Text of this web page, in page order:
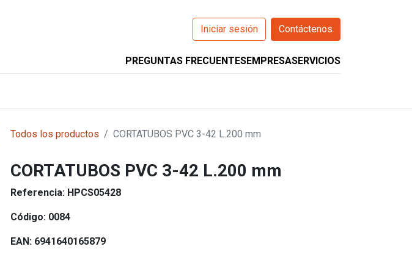
Iniciar sesión Contáctenos
PREGUNTAS FRECUENTESEMPRESASERVICIOS
Todos los productos CORTATUBOS PVC 3-42 L.200 mm
CORTATUBOS PVC 3-42 L.200 mm
Referencia: HPCS05428
Código: 0084
EAN: 6941640165879